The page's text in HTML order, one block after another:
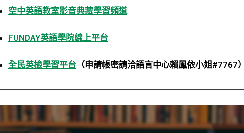
空中英語教室影音典藏學習頻道
FUNDAY英語學院線上平台
全民英檢學習平台（申請帳密請洽語言中心賴鳳依小姐#7767）